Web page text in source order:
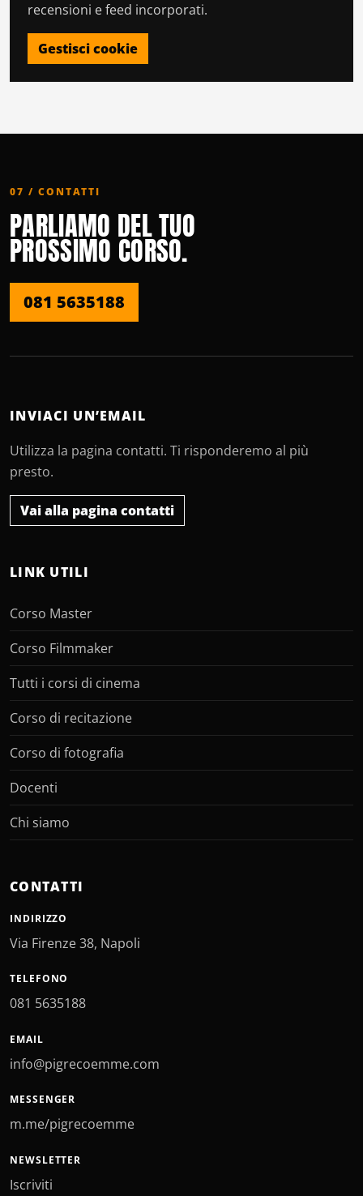
recensioni e feed incorporati.
Gestisci cookie
07 / CONTATTI
PARLIAMO DEL TUO
PROSSIMO CORSO.
081 5635188
INVIACI UN’EMAIL
Utilizza la pagina contatti. Ti risponderemo al più
presto.
Vai alla pagina contatti
LINK UTILI
Corso Master
Corso Filmmaker
Tutti i corsi di cinema
Corso di recitazione
Corso di fotografia
Docenti
Chi siamo
CONTATTI
INDIRIZZO
Via Firenze 38, Napoli
TELEFONO
081 5635188
EMAIL
info@pigrecoemme.com
MESSENGER
m.me/pigrecoemme
NEWSLETTER
Iscriviti